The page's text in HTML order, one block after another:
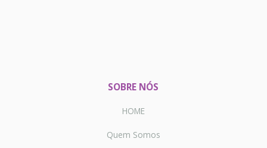
SOBRE NÓS
HOME
Quem Somos